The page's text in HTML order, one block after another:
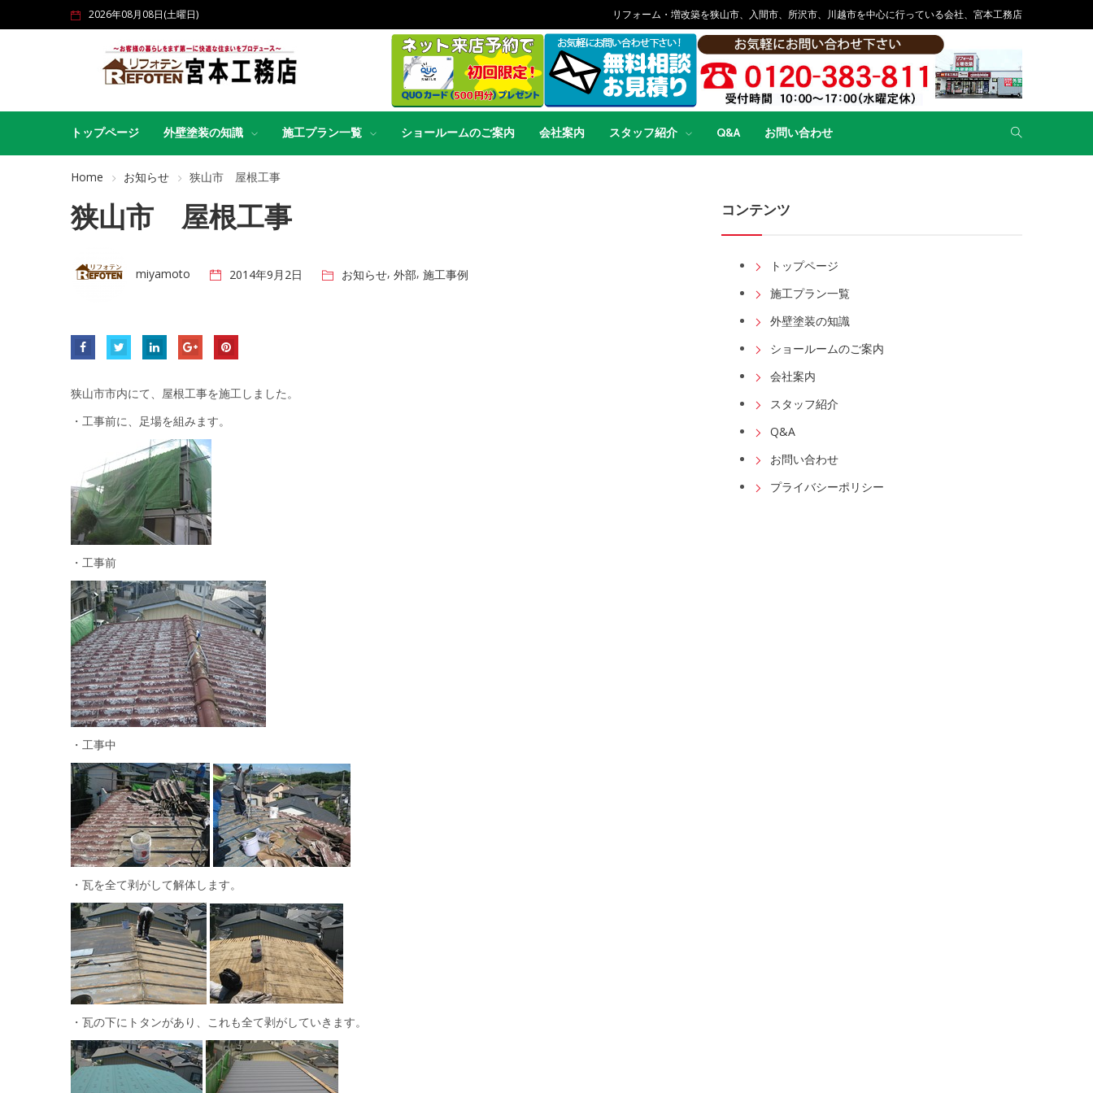
2026年08月08日(土曜日) リフォーム・増改築を狭山市、入間市、所沢市、川越市を中心に行っている会社、宮本工務店
トップページ 外壁塗装の知識 施工プラン一覧 ショールームのご案内 会社案内 スタッフ紹介 Q&A お問い合わせ
Home お知らせ 狭山市 屋根工事
狭山市 屋根工事
miyamoto 2014年9月2日 お知らせ, 外部, 施工事例
狭山市市内にて、屋根工事を施工しました。
・工事前に、足場を組みます。
・工事前
・工事中
・瓦を全て剥がして解体します。
・瓦の下にトタンがあり、これも全て剥がしていきます。
コンテンツ
トップページ
施工プラン一覧
外壁塗装の知識
ショールームのご案内
会社案内
スタッフ紹介
Q&A
お問い合わせ
プライバシーポリシー